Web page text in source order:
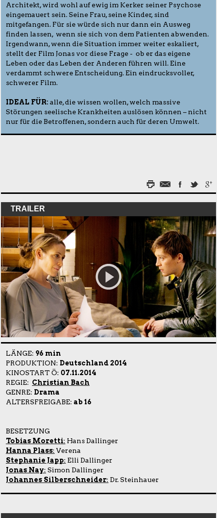
Architekt, wird wohl auf ewig im Kerker seiner Psychose
eingemauert sein. Seine Frau, seine Kinder, sind
mitgefangen. Für sie würde sich nur dann ein Ausweg
finden lassen, wenn sie sich von dem Patienten abwenden.
Irgendwann, wenn die Situation immer weiter eskaliert,
stellt der Film Jonas vor diese Frage - ob er das eigene
Leben oder das Leben der Anderen führen will. Eine
verdammt schwere Entscheidung. Ein eindrucksvoller,
schwerer Film.
IDEAL FÜR: alle, die wissen wollen, welch massive
Störungen seelische Krankheiten auslösen können – nicht
nur für die Betroffenen, sondern auch für deren Umwelt.
TRAILER
LÄNGE: 96 min
PRODUKTION: Deutschland 2014
KINOSTART Ö: 07.11.2014
REGIE: Christian Bach
GENRE: Drama
ALTERSFREIGABE: ab 16
BESETZUNG
Tobias Moretti: Hans Dallinger
Hanna Plass: Verena
Stephanie Japp: Elli Dallinger
Jonas Nay: Simon Dallinger
Johannes Silberschneider: Dr. Steinhauer